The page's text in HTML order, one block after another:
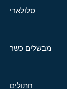
סלולארי
מבשלים כשר
חתולים